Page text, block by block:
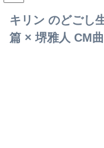
キリン のどごし
篇 × 堺雅人 CM